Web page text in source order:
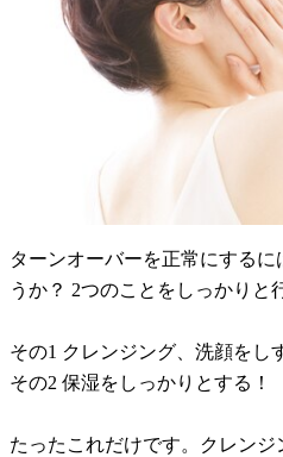
ターンオーバーを正常にする
うか？ 2つのことをしっかりと
その1 クレンジング、洗顔をし
その2 保湿をしっかりとする！
たったこれだけです。クレン